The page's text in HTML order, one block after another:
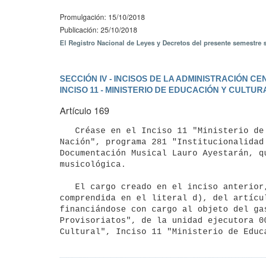
Promulgación: 15/10/2018
Publicación: 25/10/2018
El Registro Nacional de Leyes y Decretos del presente
SECCIÓN IV - INCISOS DE LA ADMINISTRACIÓN
INCISO 11 - MINISTERIO DE EDUCACIÓN Y
Artículo 169
Nación", programa 281
Documentación Musical Lauro
musicológica.
comprendida en el literal d), del
financiándose con cargo al objeto del
Provisoriatos", de la unidad ejecutora